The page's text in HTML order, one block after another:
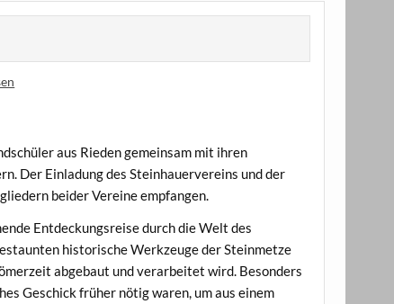
aus Rieden gemeinsam mit ihren
Der Einladung des Steinhauervereins und der
beider Vereine empfangen.
Entdeckungsreise durch die Welt des
historische Werkzeuge der Steinmetze
abgebaut und verarbeitet wird. Besonders
Geschick früher nötig waren, um aus einem